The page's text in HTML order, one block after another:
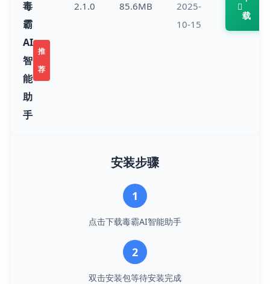
毒
霸
AI
智
能
助
手
推
荐
2.1.0 85.6MB
2025-
10-15
载
安装步骤
1
点击下载毒霸AI智能助手
2
双击安装包等待安装完成